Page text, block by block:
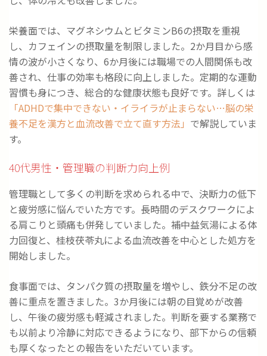
栄養面では、マグネシウムとビタミンB6の摂取を重視
し、カフェインの摂取量を制限しました。2か月目から感
情の波が小さくなり、6か月後には職場での人間関係も改
善され、仕事の効率も格段に向上しました。定期的な運動
習慣も身につき、総合的な健康状態も良好です。詳しくは
「ADHDで集中できない・イライラが止まらない…脳の栄
養不足を漢方と血流改善で立て直す方法」 で解説していま
す。
40代男性・管理職の判断力向上例
管理職として多くの判断を求められる中で、決断力の低下
と疲労感に悩んでいた方です。長時間のデスクワークによ
る肩こりと頭痛も併発していました。補中益気湯による体
力回復と、桂枝茯苓丸による血流改善を中心とした処方を
開始しました。
食事面では、タンパク質の摂取量を増やし、鉄分不足の改
善に重点を置きました。3か月後には朝の目覚めが改善
し、午後の疲労感も軽減されました。判断を要する業務で
も以前より冷静に対応できるようになり、部下からの信頼
も厚くなったとの報告をいただいています。